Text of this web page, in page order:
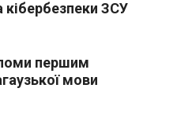
кібербезпеки ЗСУ
першим
мови